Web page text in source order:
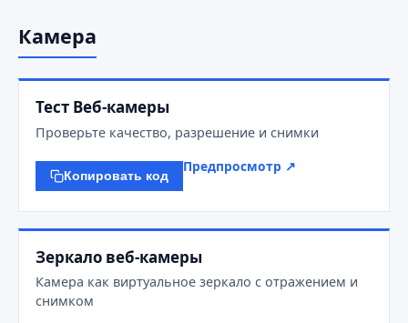
Камера
Тест Веб-камеры
Проверьте качество, разрешение и снимки
Копировать код
Предпросмотр ↗
Зеркало веб-камеры
Камера как виртуальное зеркало с отражением и
снимком